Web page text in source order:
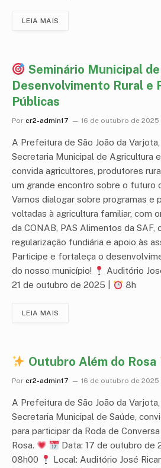
LEIA MAIS
Seminário Municipal de
Desenvolvimento Rural e
Públicas
Por cr2-admin17 16 de outubro de 2025
A Prefeitura de São João da
Secretaria Municipal de Agricultura
convida agricultores, produtores
um grande encontro sobre o futuro
Vamos dialogar sobre programas e
voltadas à agricultura familiar, com
da CONAB, PAS Alimentos da SAF,
regularização fundiária e apoio às
Participe e fortaleça o
do nosso município!
Auditório
21 de outubro de 2025 |
8h
LEIA MAIS
Outubro Além do Rosa
Por cr2-admin17 16 de outubro de 2025
A Prefeitura de São João da
Secretaria Municipal de Saúde,
para participar da Roda de
Rosa.
Data: 17 de outubro de
08h00
Local: Auditório José